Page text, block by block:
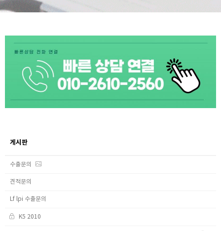
게시판
수출문의
견적문의
Lf lpi 수출문의
K5 2010